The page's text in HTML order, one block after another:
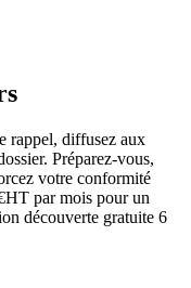
rappel, diffusez aux
Préparez-vous,
votre conformité
par mois pour un
découverte gratuite 6